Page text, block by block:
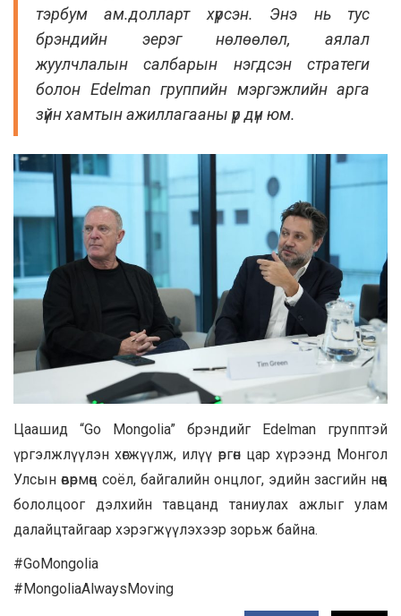
тэрбум ам.долларт хүрсэн. Энэ нь тус
брэндийн эерэг нөлөөлөл, аялал
жуулчлалын салбарын нэгдсэн стратеги
болон Edelman группийн мэргэжлийн арга
зүйн хамтын ажиллагааны үр дүн юм.
Цаашид “Go Mongolia” брэндийг Edelman групптэй
үргэлжлүүлэн хөгжүүлж, илүү өргөн цар хүрээнд Монгол
Улсын өвөрмөц соёл, байгалийн онцлог, эдийн засгийн нөөц
бололцоог дэлхийн тавцанд таниулах ажлыг улам
далайцтайгаар хэрэгжүүлэхээр зорьж байна.
#GoMongolia
#MongoliaAlwaysMoving